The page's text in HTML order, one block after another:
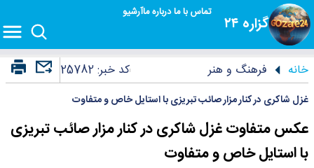
گزاره ۲۴
تماس با مادرباره ماآرشیو
خانه فرهنگ و هنر کد خبر:25782
غزل شاکری در کنار مزار صائب تبریزی با استایل خاص و متفاوت
عکس متفاوت غزل شاکری در کنار مزار صائب تبریزی
با استایل خاص و متفاوت